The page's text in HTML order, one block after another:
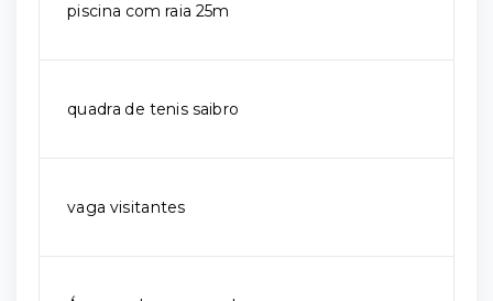
piscina com raia 25m
quadra de tenis saibro
vaga visitantes